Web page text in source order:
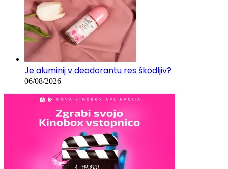
Je aluminij v deodorantu res škodljiv?
06/08/2026